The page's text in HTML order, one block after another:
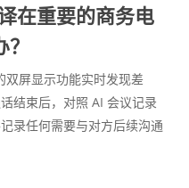
在重要的商务电
屏显示功能实时发现差
结束后，对照 AI 会议记录
录任何需要与对方后续沟通